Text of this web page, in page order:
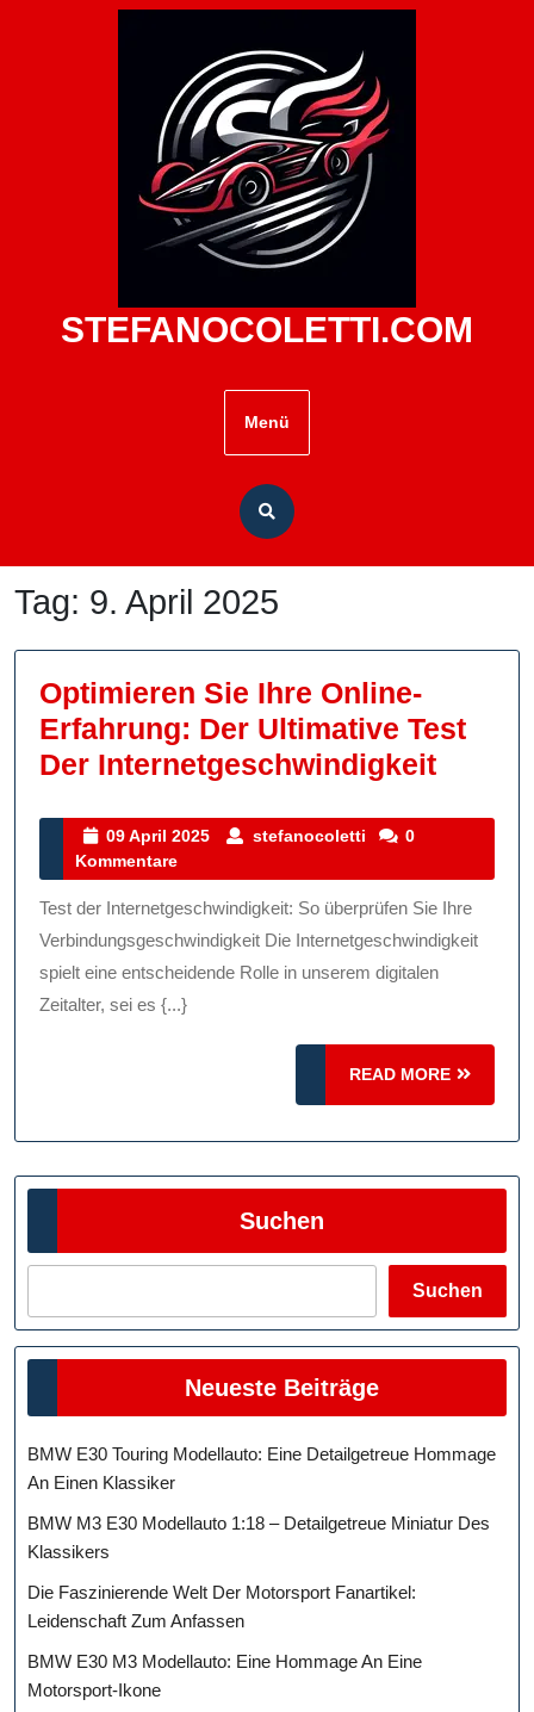
STEFANOCOLETTI.COM
Menü
Tag: 9. April 2025
Optimieren Sie Ihre Online-
Erfahrung: Der Ultimative Test
Der Internetgeschwindigkeit
Der
Der
09 April 2025
09
2025
stefanocoletti stefanocoletti
0
Kommentare
Test der Internetgeschwindigkeit: So überprüfen Sie Ihre
Verbindungsgeschwindigkeit Die Internetgeschwindigkeit
spielt eine entscheidende Rolle in unserem digitalen
Zeitalter, sei es {...}
READ MORE
READ
MORE
Suchen
Suchen
Neueste Beiträge
BMW E30 Touring Modellauto: Eine Detailgetreue Hommage
An Einen Klassiker
BMW M3 E30 Modellauto 1:18 – Detailgetreue Miniatur Des
Klassikers
Die Faszinierende Welt Der Motorsport Fanartikel:
Leidenschaft Zum Anfassen
BMW E30 M3 Modellauto: Eine Hommage An Eine
Motorsport-Ikone